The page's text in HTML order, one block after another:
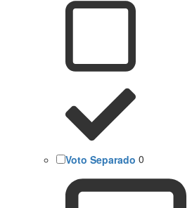
Voto Separado 0